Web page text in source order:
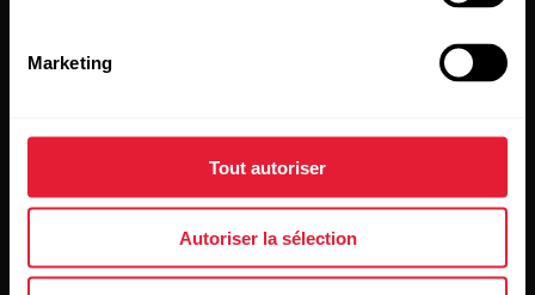
Marketing
Tout autoriser
Autoriser la sélection
Inscrivez-vous à notre newsletter bimensuelle pour